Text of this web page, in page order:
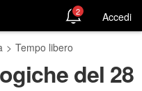
2 Accedi
> Tempo libero
del 28